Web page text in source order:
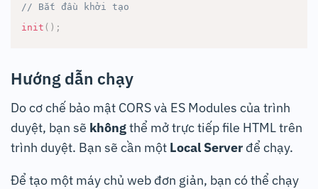
// Bắt đầu khởi tạo
init ( ) ;
Hướng dẫn chạy
Do cơ chế bảo mật CORS và ES Modules của trình
duyệt, bạn sẽ khôngthể mở trực tiếp file HTML trên
trình duyệt. Bạn sẽ cần một Local Server để chạy.
Để tạo một máy chủ web đơn giản, bạn có thể chạy